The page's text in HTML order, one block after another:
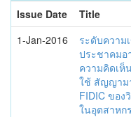
Issue Date
Title
1-Jan-2016
ระดับความ
ประชาคมอ
ความคิดเห็
ใช้ สัญญาม
FIDIC ของ
ในอุตสาหก